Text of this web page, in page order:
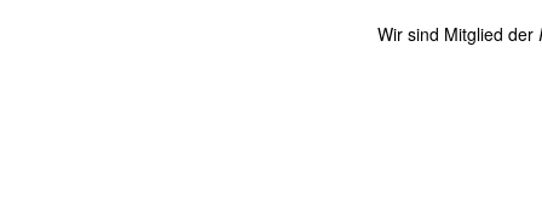
Wir sind Mitglied der